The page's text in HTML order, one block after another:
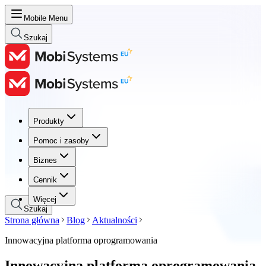
Mobile Menu
Szukaj
Produkty
Pomoc i zasoby
Biznes
Cennik
Więcej
Produkty
Pomoc i zasoby
Biznes
Cennik
Szukaj
Strona główna Blog
Aktualności
Innowacyjna platforma oprogramowania